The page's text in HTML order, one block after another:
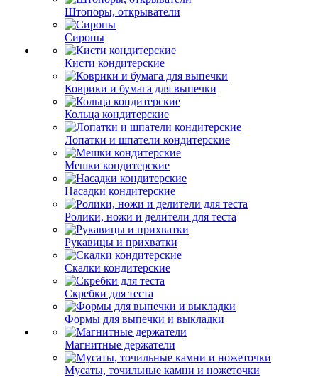
Штопоры, открыватели
Сиропы
Кисти кондитерские
Коврики и бумага для выпечки
Кольца кондитерские
Лопатки и шпатели кондитерские
Мешки кондитерские
Насадки кондитерские
Ролики, ножи и делители для теста
Рукавицы и прихватки
Скалки кондитерские
Скребки для теста
Формы для выпечки и выкладки
Магнитные держатели
Мусаты, точильные камни и ножеточки